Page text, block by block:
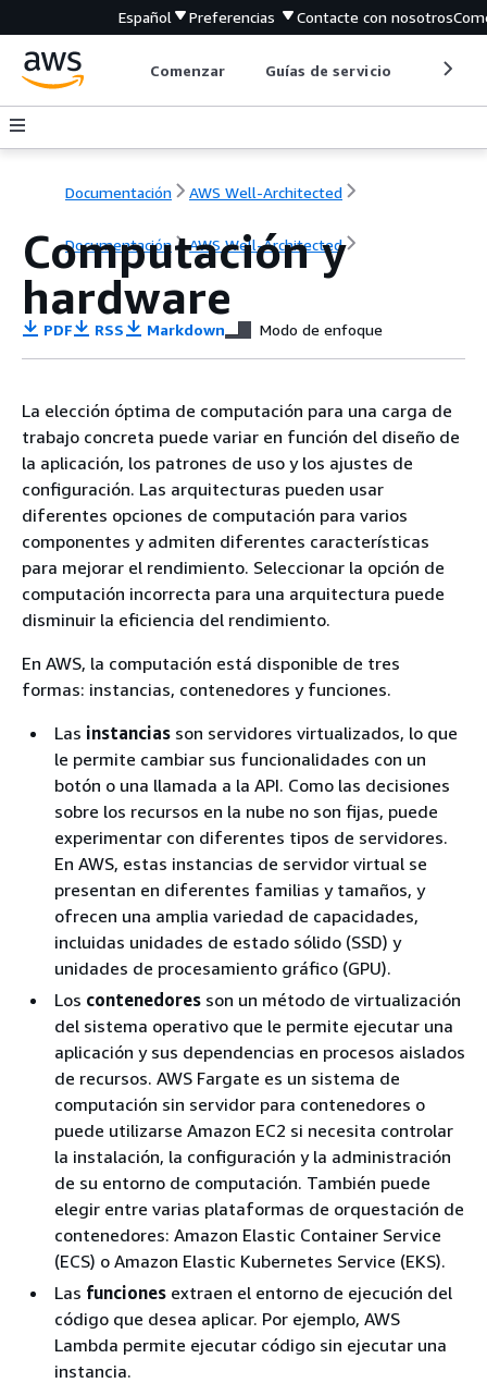
Español Preferencias Contacte con nosotros
Comenzar Guías de servicio
Documentación AWS Well-Architected
Documentación AWS Well-Architected
Computación y
hardware
PDF RSS Markdown Modo de enfoque
La elección óptima de computación para una carga de
trabajo concreta puede variar en función del diseño de
la aplicación, los patrones de uso y los ajustes de
configuración. Las arquitecturas pueden usar
diferentes opciones de computación para varios
componentes y admiten diferentes características
para mejorar el rendimiento. Seleccionar la opción de
computación incorrecta para una arquitectura puede
disminuir la eficiencia del rendimiento.
En AWS, la computación está disponible de tres
formas: instancias, contenedores y funciones.
Las instancias son servidores virtualizados, lo que
le permite cambiar sus funcionalidades con un
botón o una llamada a la API. Como las decisiones
sobre los recursos en la nube no son fijas, puede
experimentar con diferentes tipos de servidores.
En AWS, estas instancias de servidor virtual se
presentan en diferentes familias y tamaños, y
ofrecen una amplia variedad de capacidades,
incluidas unidades de estado sólido (SSD) y
unidades de procesamiento gráfico (GPU).
Los contenedores son un método de virtualización
del sistema operativo que le permite ejecutar una
aplicación y sus dependencias en procesos aislados
de recursos. AWS Fargate es un sistema de
computación sin servidor para contenedores o
puede utilizarse Amazon EC2 si necesita controlar
la instalación, la configuración y la administración
de su entorno de computación. También puede
elegir entre varias plataformas de orquestación de
contenedores: Amazon Elastic Container Service
(ECS) o Amazon Elastic Kubernetes Service (EKS).
Las funciones extraen el entorno de ejecución del
código que desea aplicar. Por ejemplo, AWS
Lambda permite ejecutar código sin ejecutar una
instancia.